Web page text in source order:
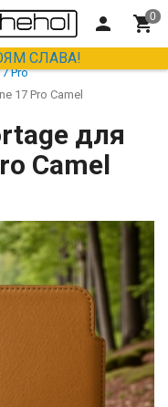
СЛАВА!
Pro
17 Pro Camel
для
Camel